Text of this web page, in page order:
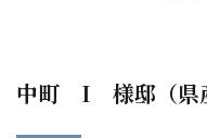
中町 I 様邸（県